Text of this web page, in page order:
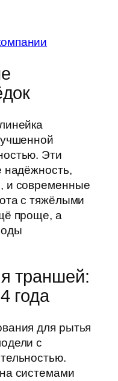
Эти
надёжность,
и современные
с тяжёлыми
проще, а
траншей:
года
для рытья
с
системами